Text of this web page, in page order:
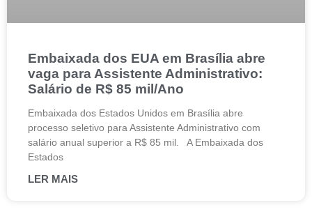
Embaixada dos EUA em Brasília abre
vaga para Assistente Administrativo:
Salário de R$ 85 mil/Ano
Embaixada dos Estados Unidos em Brasília abre
processo seletivo para Assistente Administrativo com
salário anual superior a R$ 85 mil. A Embaixada dos
Estados
LER MAIS